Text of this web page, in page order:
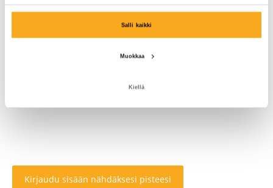
Salli kaikki
Muokkaa
Kiellä
Kirjaudu sisään nähdäksesi pisteesi